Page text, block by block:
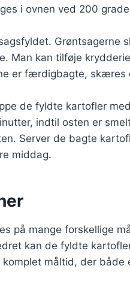
i ovnen ved 200
Grøntsagerne
Man kan tilføje
er færdigbagte, skæres
de fyldte kartofler
indtil osten er
Server de bagte
middag.
på mange forskellige
kan de fyldte
måltid, der